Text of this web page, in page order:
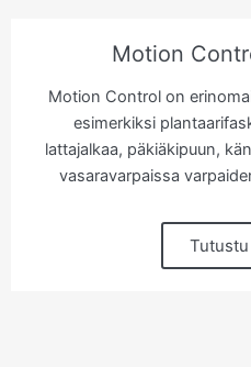
Motion
Motion Control on
esimerkiksi
lattajalkaa, päkiäkipuun,
vasaravarpaissa